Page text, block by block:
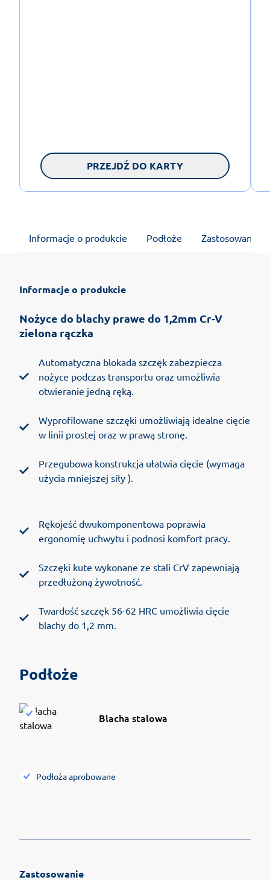
PRZEJDŹ DO KARTY
Informacje o produkcie Podłoże Zastosowanie
Informacje o produkcie
Nożyce do blachy prawe do 1,2mm Cr-V
zielona rączka
Automatyczna blokada szczęk zabezpiecza
nożyce podczas transportu oraz umożliwia
otwieranie jedną ręką.
Wyprofilowane szczęki umożliwiają idealne cięcie
w linii prostej oraz w prawą stronę.
Przegubowa konstrukcja ułatwia cięcie (wymaga
użycia mniejszej siły ).
Rękojeść dwukomponentowa poprawia
ergonomię uchwytu i podnosi komfort pracy.
Szczęki kute wykonane ze stali CrV zapewniają
przedłużoną żywotność.
Twardość szczęk 56-62 HRC umożliwia cięcie
blachy do 1,2 mm.
Podłoże
Blacha stalowa
Podłoża aprobowane
Zastosowanie